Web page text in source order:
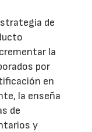
de
la
por
en
la enseña
de
y